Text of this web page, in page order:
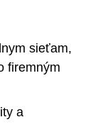
sieťam,
firemným
a